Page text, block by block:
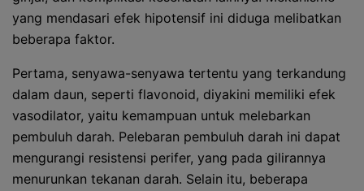
yang mendasari efek hipotensif ini diduga melibatkan
beberapa faktor.
Pertama, senyawa-senyawa tertentu yang terkandung
dalam daun, seperti flavonoid, diyakini memiliki efek
vasodilator, yaitu kemampuan untuk melebarkan
pembuluh darah. Pelebaran pembuluh darah ini dapat
mengurangi resistensi perifer, yang pada gilirannya
menurunkan tekanan darah. Selain itu, beberapa